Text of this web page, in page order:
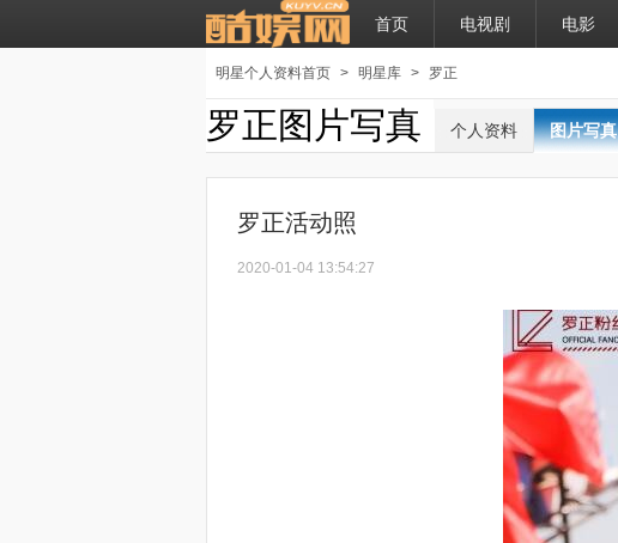
首页 电视剧 电影
明星个人资料首页 > 明星库 > 罗正
罗正图片写真 个人资料 图片写真
罗正活动照
2020-01-04 13:54:27